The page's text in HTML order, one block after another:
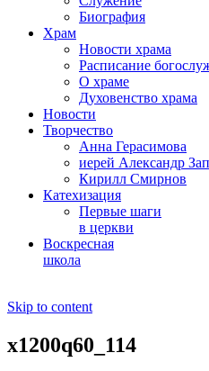
Биография
Храм
Новости храма
Расписание
О храме
Духовенство храма
Новости
Творчество
Анна Герасимова
иерей Александр
Кирилл Смирнов
Катехизация
Первые шаги
в церкви
Воскресная
школа
Skip to content
x1200q60_114